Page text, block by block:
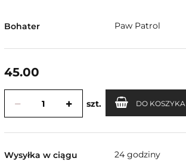
Bohater Paw Patrol
45.00
szt. DO KOSZYKA
Wysyłka w ciągu 24 godziny